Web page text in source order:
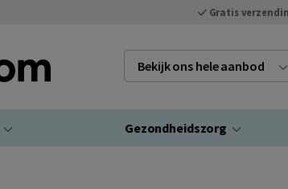
Gratis
Bekijk ons hele aanbod
Gezondheidszorg